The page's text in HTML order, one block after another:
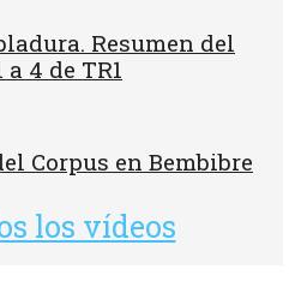
Resumen del
4 de TR1
Corpus en Bembibre
los vídeos